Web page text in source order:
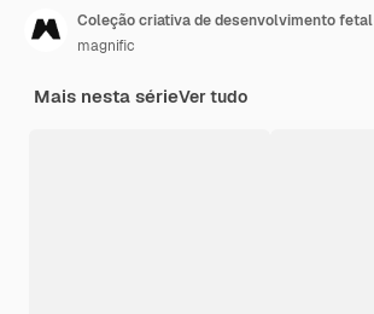
Coleção criativa de desenvolvimento fetal
magnific
Mais nesta sérieVer tudo